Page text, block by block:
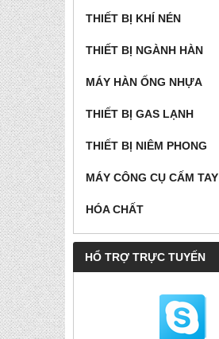
THIẾT BỊ KHÍ NÉN
THIẾT BỊ NGÀNH HÀN
MÁY HÀN ỐNG NHỰA
THIẾT BỊ GAS LẠNH
THIẾT BỊ NIÊM PHONG
MÁY CÔNG CỤ CẤM TAY
HÓA CHẤT
HỔ TRỢ TRỰC TUYẾN